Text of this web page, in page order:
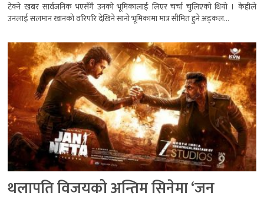
टेक्ने खबर सार्वजनिक भएसँगै उनको भूमिकालाई लिएर चर्चा चुलिएको थियो । केहीले
उनलाई सलमान खानको वरिपरि देखिने सानो भूमिकामा मात्र सीमित हुने अड्कल...
थलापति विजयको अन्तिम सिनेमा ‘जन